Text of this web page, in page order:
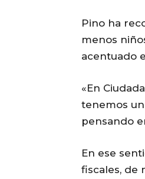
Pino ha
menos
acentuado
«En
tenemos
pensando
En ese
fiscales, de